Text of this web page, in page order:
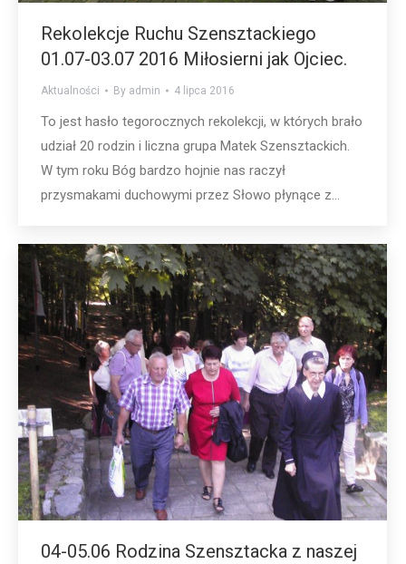
Rekolekcje Ruchu Szensztackiego
01.07-03.07 2016 Miłosierni jak Ojciec.
Aktualności By admin 4 lipca 2016
To jest hasło tegorocznych rekolekcji, w których brało
udział 20 rodzin i liczna grupa Matek Szensztackich.
W tym roku Bóg bardzo hojnie nas raczył
przysmakami duchowymi przez Słowo płynące z…
04-05.06 Rodzina Szensztacka z naszej